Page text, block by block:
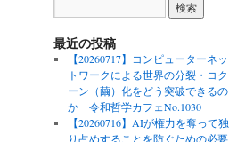
最近の投稿
【20260717】コンピューターネッ
トワークによる世界の分裂・コク
ーン（繭）化をどう突破できるの
か 令和哲学カフェNo.1030
【20260716】AIが権力を奪って独
り占めすることを防ぐための必要